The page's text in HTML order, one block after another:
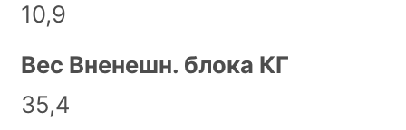
10,9
Вес Вненешн. блока КГ
35,4